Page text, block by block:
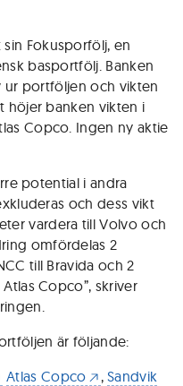
Fokusporfölj, en
basportfölj. Banken
ur portföljen och vikten
höjer banken vikten i
Copco. Ingen ny aktie
potential i andra
och dess vikt
vardera till Volvo och
omfördelas 2
till Bravida och 2
Copco”, skriver
är följande:
Atlas Copco ,Sandvik